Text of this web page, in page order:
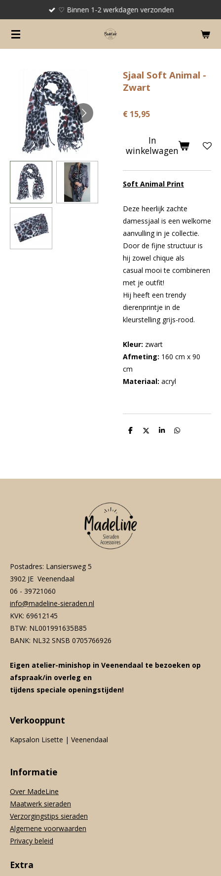
naar
de
♡ Binnen 1-2 werkdagen verzonden
Sjaal Soft Animal -
Zwart
€ 15,95
In
winkelwagen
Soft Animal Print
Deze heerlijk zachte
damessjaal is een welkome
aanvulling in je collectie.
Door de fijne structuur is
hij zowel chique als
casual mooi te combineren
met je outfit!
Hij heeft een trendy
dierenprintje in de
kleurstelling grijs-rood.
Kleur: zwart
Afmeting: 160 cm x 90
cm
Materiaal: acryl
D
D
S
D
Postadres: Lansiersweg 5
3902 JE Veenendaal
06 - 39721060
info@madeline-sieraden.nl
KVK: 69612145
BTW: NL001991635B85
BANK: NL32 SNSB 0705766926
Eigen atelier-minishop in Veenendaal te bezoeken op
afspraak/in overleg en
tijdens speciale openingstijden!
Verkooppunt
Kapsalon Lisette | Veenendaal
Informatie
Over MadeLine
Maatwerk sieraden
Verzorgingstips sieraden
Algemene voorwaarden
Privacy beleid
Extra